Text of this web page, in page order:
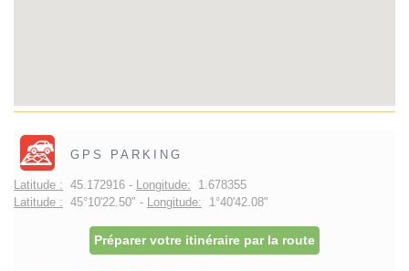
GPS PARKING
Latitude : 45.172916 - Longitude: 1.678355
Latitude : 45°10'22.50" - Longitude: 1°40'42.08"
Préparer votre itinéraire par la route